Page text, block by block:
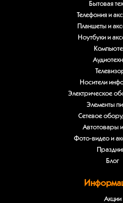
Бытовая
Телефония и
Планшеты и
Ноутбуки и
Носители
Электрическое
Элементы
Сетевое
Автотовары
Фото-видео и
Блог
Акции